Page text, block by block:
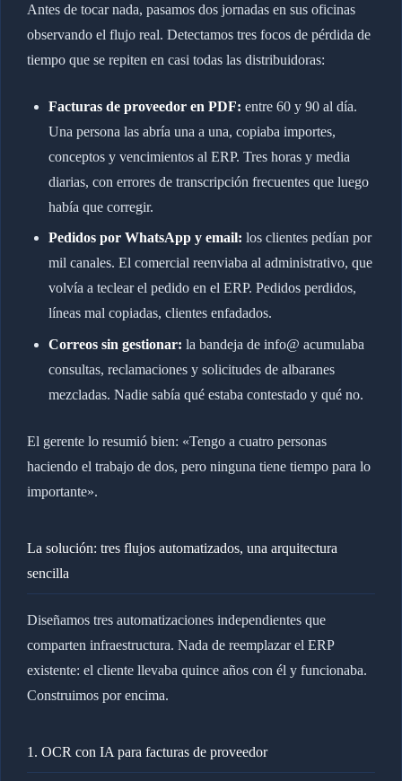
Antes de tocar nada, pasamos dos jornadas en sus oficinas
observando el flujo real. Detectamos tres focos de pérdida de
tiempo que se repiten en casi todas las distribuidoras:
Facturas de proveedor en PDF: entre 60 y 90 al día.
Una persona las abría una a una, copiaba importes,
conceptos y vencimientos al ERP. Tres horas y media
diarias, con errores de transcripción frecuentes que luego
había que corregir.
Pedidos por WhatsApp y email: los clientes pedían por
mil canales. El comercial reenviaba al administrativo, que
volvía a teclear el pedido en el ERP. Pedidos perdidos,
líneas mal copiadas, clientes enfadados.
Correos sin gestionar: la bandeja de info@ acumulaba
consultas, reclamaciones y solicitudes de albaranes
mezcladas. Nadie sabía qué estaba contestado y qué no.
El gerente lo resumió bien: «Tengo a cuatro personas
haciendo el trabajo de dos, pero ninguna tiene tiempo para lo
importante».
La solución: tres flujos automatizados, una arquitectura
sencilla
Diseñamos tres automatizaciones independientes que
comparten infraestructura. Nada de reemplazar el ERP
existente: el cliente llevaba quince años con él y funcionaba.
Construimos por encima.
1. OCR con IA para facturas de proveedor